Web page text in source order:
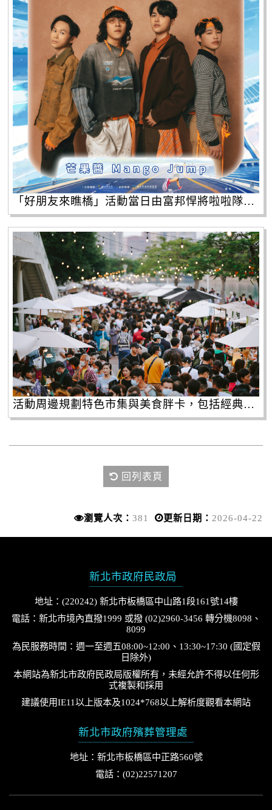
「好朋友來瞧橋」活動當日由富邦悍將啦啦隊人氣團員帶來熱力應援，並邀請芒果醬及甜約翰等人氣卡司輪番開唱。
活動周邊規劃特色市集與美食胖卡，包括經典小吃與異國美食，讓民眾在健走之餘也能品嚐美味，享受音樂與海風交織時光。
回列表頁
瀏覽人次： 381 更新日期： 2026-04-22
新北市政府民政局
地址：(220242) 新北市板橋區中山路1段161號14樓
電話：新北市境內直撥1999 或撥 (02)2960-3456 轉分機8098、
8099
為民服務時間：週一至週五08:00~12:00、13:30~17:30 (國定假
日除外)
本網站為新北市政府民政局版權所有，未經允許不得以任何形
式複製和採用
建議使用IE11以上版本及1024*768以上解析度觀看本網站
新北市政府殯葬管理處
地址：新北市板橋區中正路560號
電話：(02)22571207